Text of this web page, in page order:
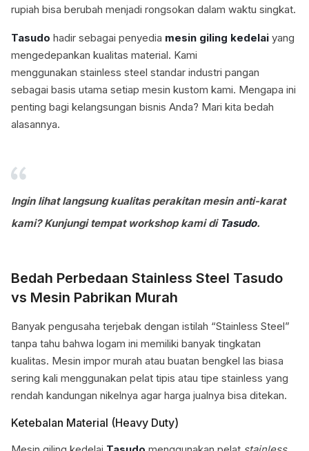
rupiah bisa berubah menjadi rongsokan dalam waktu singkat.
Tasudo hadir sebagai penyedia mesin giling kedelai yang
mengedepankan kualitas material. Kami
menggunakan stainless steel standar industri pangan
sebagai basis utama setiap mesin kustom kami. Mengapa ini
penting bagi kelangsungan bisnis Anda? Mari kita bedah
alasannya.
Ingin lihat langsung kualitas perakitan mesin anti-karat
kami? Kunjungi tempat workshop kami di Tasudo.
Bedah Perbedaan Stainless Steel Tasudo
vs Mesin Pabrikan Murah
Banyak pengusaha terjebak dengan istilah “Stainless Steel”
tanpa tahu bahwa logam ini memiliki banyak tingkatan
kualitas. Mesin impor murah atau buatan bengkel las biasa
sering kali menggunakan pelat tipis atau tipe stainless yang
rendah kandungan nikelnya agar harga jualnya bisa ditekan.
Ketebalan Material (Heavy Duty)